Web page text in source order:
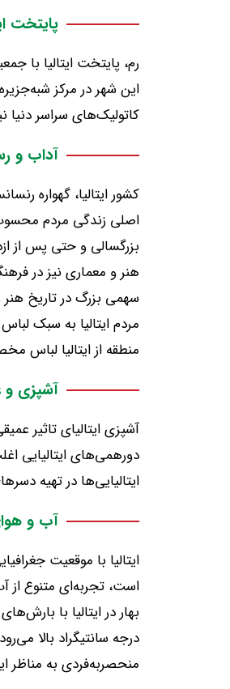
پایتخت
رم، پایتخت ایتالیا با
این شهر در مرکز
کاتولیک‌های سراسر دنیا
آداب و
کشور ایتالیا، گهواره
اصلی زندگی مردم
بزرگسالی و حتی پس از
هنر و معماری نیز در
سهمی بزرگ در تاریخ
مردم ایتالیا به سبک
منطقه از ایتالیا
آشپزی و
آشپزی ایتالیای تاثیر
دورهمی‌های ایتالیایی
ایتالیایی‌ها در تهیه
آب و
ایتالیا با موقعیت
است، تجربه‌ای متنوع از
بهار در ایتالیا با
درجه سانتیگراد بالا
منحصربه‌فردی به مناظر